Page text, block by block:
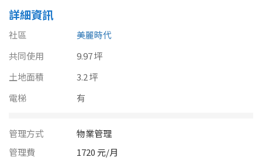
雲林縣
嘉義市
台南市
坪數
不拘
60~70 坪
詳細資訊
社區
美麗時代
共同使用
9.97 坪
土地面積
3.2 坪
電梯
有
管理方式
物業管理
管理費
1720 元/月